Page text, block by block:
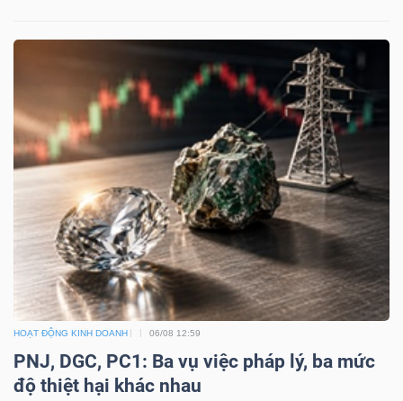
HOẠT ĐỘNG KINH DOANH 06/08 12:59
PNJ, DGC, PC1: Ba vụ việc pháp lý, ba mức
độ thiệt hại khác nhau